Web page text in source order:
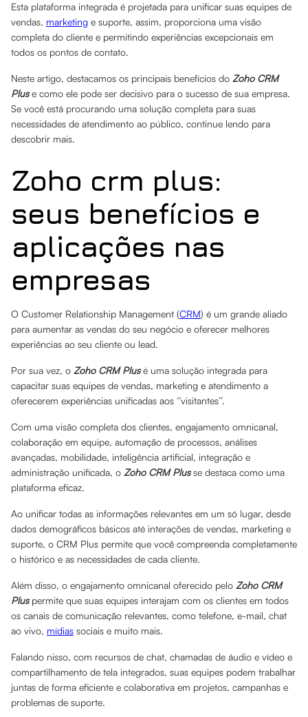
Esta plataforma integrada é projetada para unificar suas equipes de
vendas, marketing e suporte, assim, proporciona uma visão
completa do cliente e permitindo experiências excepcionais em
todos os pontos de contato.
Neste artigo, destacamos os principais benefícios do Zoho CRM
Pluse como ele pode ser decisivo para o sucesso de sua empresa.
Se você está procurando uma solução completa para suas
necessidades de atendimento ao público, continue lendo para
descobrir mais.
Zoho crm plus:
seus benefícios e
aplicações nas
empresas
O Customer Relationship Management (CRM) é um grande aliado
para aumentar as vendas do seu negócio e oferecer melhores
experiências ao seu cliente ou lead.
Por sua vez, o Zoho CRM Plusé uma solução integrada para
capacitar suas equipes de vendas, marketing e atendimento a
oferecerem experiências unificadas aos ‘’visitantes’’.
Com uma visão completa dos clientes, engajamento omnicanal,
colaboração em equipe, automação de processos, análises
avançadas, mobilidade, inteligência artificial, integração e
administração unificada, o Zoho CRM Plusse destaca como uma
plataforma eficaz.
Ao unificar todas as informações relevantes em um só lugar, desde
dados demográficos básicos até interações de vendas, marketing e
suporte, o CRM Plus permite que você compreenda completamente
o histórico e as necessidades de cada cliente.
Além disso, o engajamento omnicanal oferecido pelo Zoho CRM
Pluspermite que suas equipes interajam com os clientes em todos
os canais de comunicação relevantes, como telefone, e-mail, chat
ao vivo, mídias sociais e muito mais.
Falando nisso, com recursos de chat, chamadas de áudio e vídeo e
compartilhamento de tela integrados, suas equipes podem trabalhar
juntas de forma eficiente e colaborativa em projetos, campanhas e
problemas de suporte.